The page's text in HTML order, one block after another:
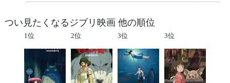
つい見たくなるジブリ映画 他の順位
1位 2位 3位 3位